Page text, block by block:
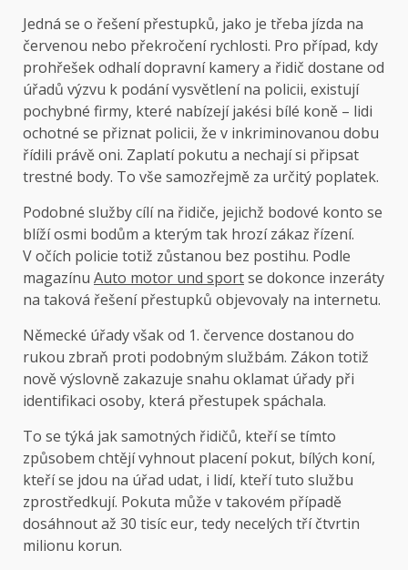
Jedná se o řešení přestupků, jako je třeba jízda na
červenou nebo překročení rychlosti. Pro případ, kdy
prohřešek odhalí dopravní kamery a řidič dostane od
úřadů výzvu k podání vysvětlení na policii, existují
pochybné firmy, které nabízejí jakési bílé koně – lidi
ochotné se přiznat policii, že v inkriminovanou dobu
řídili právě oni. Zaplatí pokutu a nechají si připsat
trestné body. To vše samozřejmě za určitý poplatek.
Podobné služby cílí na řidiče, jejichž bodové konto se
blíží osmi bodům a kterým tak hrozí zákaz řízení.
V očích policie totiž zůstanou bez postihu. Podle
magazínu Auto motor und sportse dokonce inzeráty
na taková řešení přestupků objevovaly na internetu.
Německé úřady však od 1. července dostanou do
rukou zbraň proti podobným službám. Zákon totiž
nově výslovně zakazuje snahu oklamat úřady při
identifikaci osoby, která přestupek spáchala.
To se týká jak samotných řidičů, kteří se tímto
způsobem chtějí vyhnout placení pokut, bílých koní,
kteří se jdou na úřad udat, i lidí, kteří tuto službu
zprostředkují. Pokuta může v takovém případě
dosáhnout až 30 tisíc eur, tedy necelých tří čtvrtin
milionu korun.